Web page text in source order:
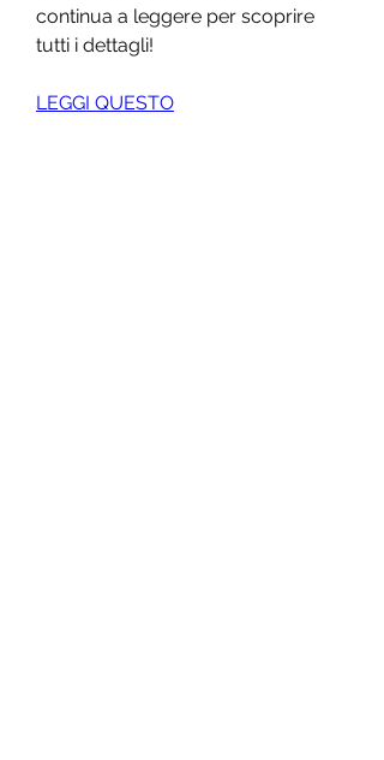
continua a leggere per scoprire
tutti i dettagli!
LEGGI QUESTO